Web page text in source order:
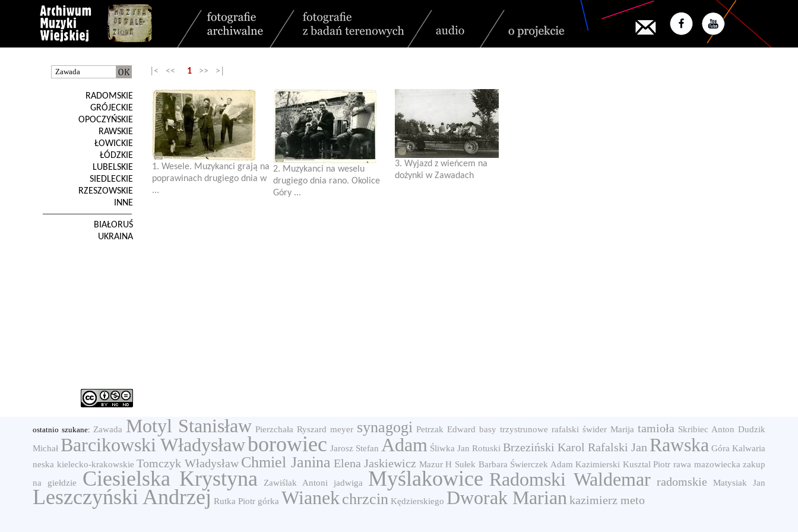
RADOMSKIE
GRÓJECKIE
OPOCZYŃSKIE
RAWSKIE
ŁOWICKIE
ŁÓDZKIE
LUBELSKIE
SIEDLECKIE
RZESZOWSKIE
INNE
BIAŁORUŚ
UKRAINA
|< << 1 >> >|
1. Wesele. Muzykanci grają na
poprawinach drugiego dnia w
...
2. Muzykanci na weselu
drugiego dnia rano. Okolice
Góry ...
3. Wyjazd z wieńcem na
dożynki w Zawadach
ostatnio szukane: Zawada Motyl Stanisław Pierzchała Ryszard meyer synagogi Petrzak Edward basy trzystrunowe rafalski świder Marija tamioła Skribiec Anton Dudzik
Michał Barcikowski Władysławborowiec Jarosz Stefan Adam Śliwka Jan Rotuski Brzeziński Karol Rafalski Jan Rawska Góra Kalwaria
neska kielecko-krakowskie Tomczyk Władysław Chmiel Janina Elena Jaskiewicz Mazur H Sułek Barbara Świerczek Adam Kazimierski Kusztal Piotr rawa mazowiecka zakup
na giełdzie
Ciesielska Krystyna Zawiślak Antoni jadwiga Myślakowice Radomski Waldemar radomskie Matysiak Jan
Leszczyński Andrzej Rutka Piotr górka Wianek chrzcin Kędzierskiego Dworak Marian kazimierz meto